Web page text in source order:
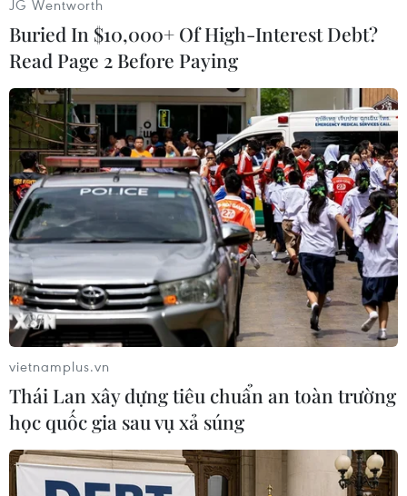
dưới của ống khói nơi ống dẫn
khí đi vào lò hơi của nhà máy
nhiệt điện.
(TTXVN/Vietnam+)
#sập nhà máy chè #tỉnh Vân Nam
#tai nạn
#thành phố Cảnh Hồng
Trung Quốc
JG Wentworth
Buried In $10,000+ Of High-Interest Debt?
Read Page 2 Before Paying
vietnamplus.vn
Thái Lan xây dựng tiêu chuẩn an toàn trường
học quốc gia sau vụ xả súng